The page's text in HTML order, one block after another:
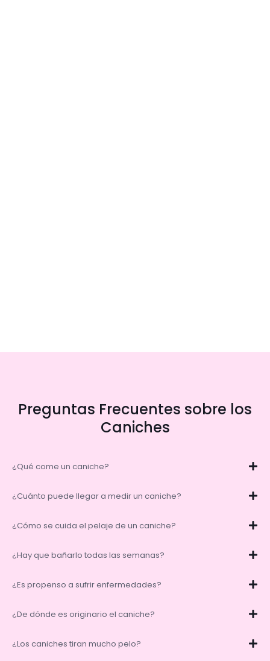
Preguntas Frecuentes sobre los
Caniches
¿Qué come un caniche?
¿Cuánto puede llegar a medir un caniche?
¿Cómo se cuida el pelaje de un caniche?
¿Hay que bañarlo todas las semanas?
¿Es propenso a sufrir enfermedades?
¿De dónde es originario el caniche?
¿Los caniches tiran mucho pelo?